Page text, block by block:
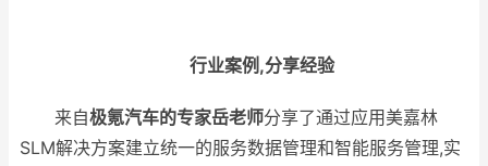
行业案例,分享经验
来自极氪汽车的专家岳老师分享了通过应用美嘉林
SLM解决方案建立统一的服务数据管理和智能服务管理,实